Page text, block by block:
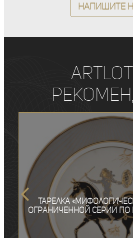
Напишите
Тарелка
ограниченной серии по